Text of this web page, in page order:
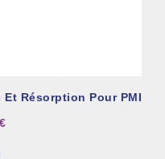
Résorption Pour PMI